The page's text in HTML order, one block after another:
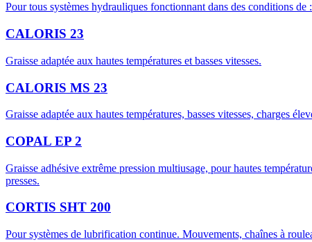
Pour tous systèmes hydrauliques fonctionnant dans des conditions de
CALORIS 23
Graisse adaptée aux hautes températures et basses vitesses.
CALORIS MS 23
Graisse adaptée aux hautes températures, basses vitesses, charges
COPAL EP 2
Graisse adhésive extrême pression multiusage, pour hautes
presses.
CORTIS SHT 200
Pour systèmes de lubrification continue. Mouvements, chaînes à